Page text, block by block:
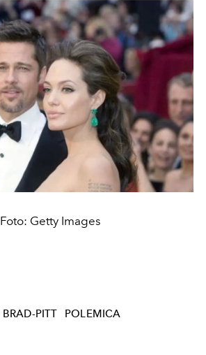
Foto: Getty Images
BRAD-PITT POLEMICA